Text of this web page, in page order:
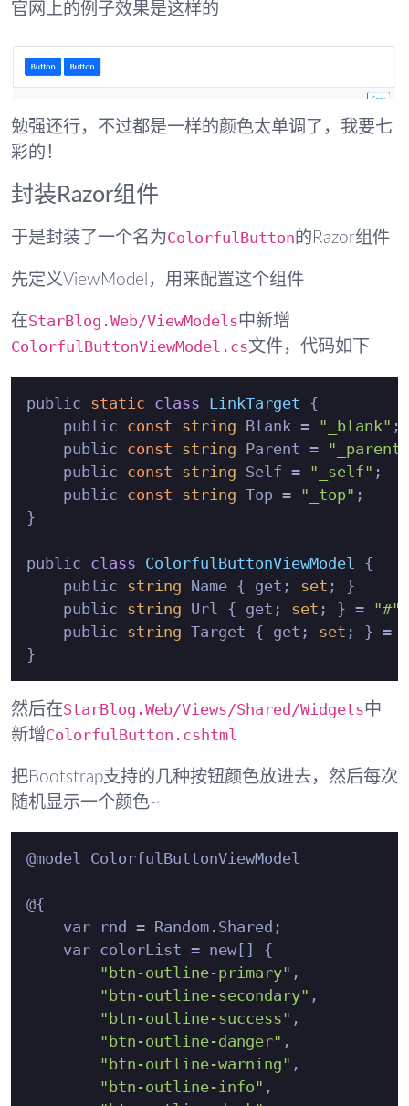
官网上的例子效果是这样的
勉强还行，不过都是一样的颜色太单调了，我要七
彩的！
封装Razor组件
于是封装了一个名为ColorfulButton 的Razor组件
先定义ViewModel，用来配置这个组件
在StarBlog.Web/ViewModels中新增
ColorfulButtonViewModel.cs文件，代码如下
public static class LinkTarget {
    public
const string Blank = "_blank" ;
    public
const string Parent = "_parent"
    public
const string Self = "_self" ;
    public
const string Top = "_top" ;
}
public class ColorfulButtonViewModel
{
    public
string Name { get; set ; }
    public
string Url { get; set ; } = "#"
    public
string Target { get; set ; } =
然后在StarBlog.Web/Views/Shared/Widgets中
新增ColorfulButton.cshtml
把Bootstrap支持的几种按钮颜色放进去，然后每次
随机显示一个颜色~
@model ColorfulButtonViewModel
@{
    var rnd = Random.Shared;
    var colorList = new[] {
"btn-outline-primary" ,
"btn-outline-secondary" ,
"btn-outline-success" ,
"btn-outline-danger" ,
"btn-outline-warning" ,
"btn-outline-info" ,